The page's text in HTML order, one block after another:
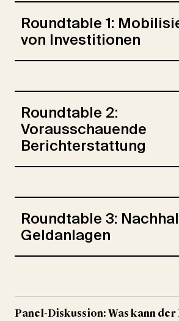
Roundtable 1:
von Investitionen
Roundtable 2:
Vorausschauende
Berichterstattung
Roundtable 3:
Geldanlagen
Panel-Diskussion: Was kann